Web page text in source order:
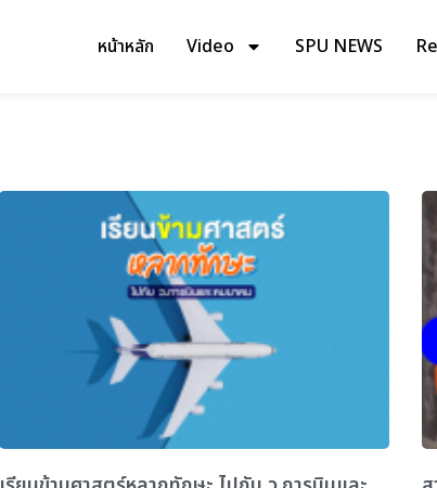
หน้าหลัก Video SPU NEWS